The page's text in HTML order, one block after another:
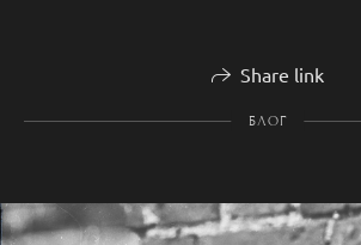
Share link
БЛОГ